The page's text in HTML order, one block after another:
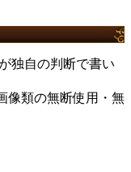
独自の判断で書い
像類の無断使用・無